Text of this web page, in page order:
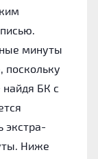
минуты
поскольку
БК с
экстра-
Ниже